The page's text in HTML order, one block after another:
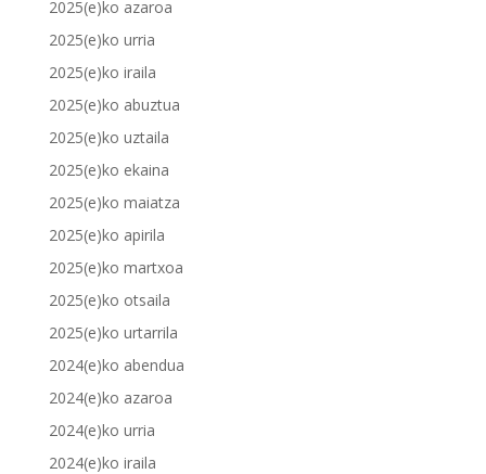
2025(e)ko azaroa
2025(e)ko urria
2025(e)ko iraila
2025(e)ko abuztua
2025(e)ko uztaila
2025(e)ko ekaina
2025(e)ko maiatza
2025(e)ko apirila
2025(e)ko martxoa
2025(e)ko otsaila
2025(e)ko urtarrila
2024(e)ko abendua
2024(e)ko azaroa
2024(e)ko urria
2024(e)ko iraila